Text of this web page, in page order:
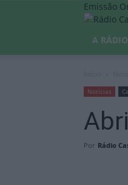
Emissão
A RÁDIO
Notícias
Por Rádio